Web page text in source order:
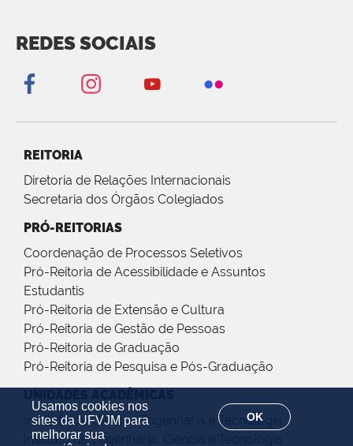
Usamos cookies nos
sites da UFVJM para
melhorar sua
OK
REDES SOCIAIS
REITORIA
Diretoria de Relações Internacionais
Secretaria dos Órgãos Colegiados
PRÓ-REITORIAS
Coordenação de Processos Seletivos
Pró-Reitoria de Acessibilidade e Assuntos
Estudantis
Pró-Reitoria de Extensão e Cultura
Pró-Reitoria de Gestão de Pessoas
Pró-Reitoria de Graduação
Pró-Reitoria de Pesquisa e Pós-Graduação
Instituto de Ciência, Engenharia e Tecnologia
Instituto de Engenharia, Ciência e Tecnologia